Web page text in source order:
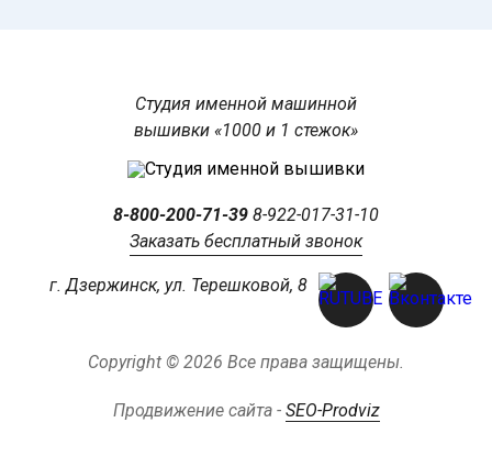
Студия именной машинной
вышивки «1000 и 1 стежок»
8-800-200-71-39 8-922-017-31-10
Заказать бесплатный звонок
г. Дзержинск, ул. Терешковой, 8
Copyright © 2026 Все права защищены.
Продвижение сайта - SEO-Prodviz